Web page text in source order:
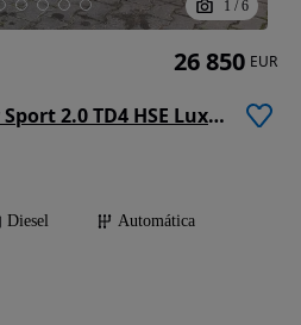
1 / 6
Land Rover Discovery Sport 2.0 TD4 HSE Luxury Auto
Diesel
Automática
26 850 EUR